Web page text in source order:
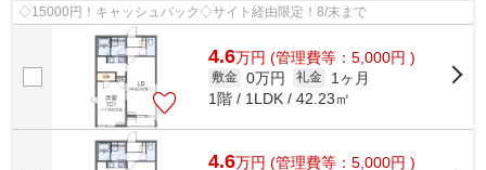
◇15000円！キャッシュバック◇サイト経由限定！8/末まで
4.6万円 (管理費等：5,000円 )
敷金 0万円 礼金
1ヶ月
1階 / 1LDK / 42.23㎡
4.6万円 (管理費等：5,000円 )